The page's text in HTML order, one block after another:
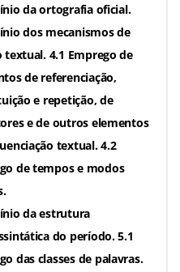
da ortografia oficial.
dos mecanismos de
textual. 4.1 Emprego de
de referenciação,
e repetição, de
e de outros elementos
textual. 4.2
de tempos e modos
da estrutura
do período. 5.1
das classes de palavras.